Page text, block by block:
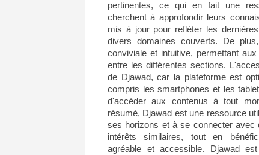
pertinentes, ce qui en fait une
cherchent à approfondir leurs
mis à jour pour refléter les
divers domaines couverts. De
conviviale et intuitive, permettant
entre les différentes sections.
de Djawad, car la plateforme est
compris les smartphones et les
d'accéder aux contenus à tout
résumé, Djawad est une ressource
ses horizons et à se connecter avec
intérêts similaires, tout en
agréable et accessible. Djawad